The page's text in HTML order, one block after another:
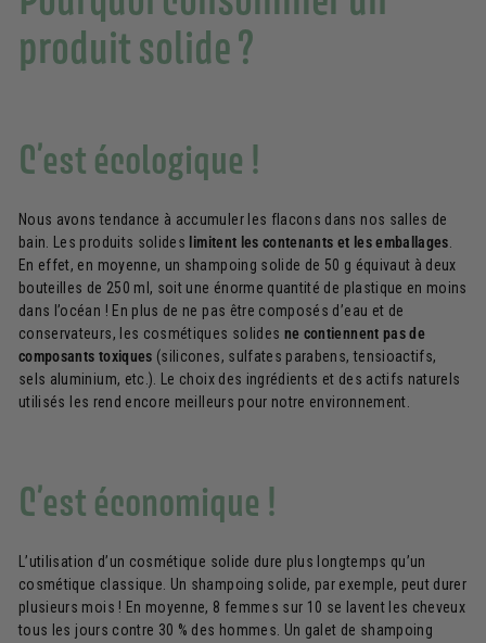
produit solide ?
C’est écologique !
Nous avons tendance à accumuler les flacons dans nos salles de
bain. Les produits solides limitent les contenants et les emballages.
En effet, en moyenne, un shampoing solide de 50 g équivaut à deux
bouteilles de 250 ml, soit une énorme quantité de plastique en moins
dans l’océan ! En plus de ne pas être composés d’eau et de
conservateurs, les cosmétiques solides ne contiennent pas de
composants toxiques (silicones, sulfates parabens, tensioactifs,
sels aluminium, etc.). Le choix des ingrédients et des actifs naturels
utilisés les rend encore meilleurs pour notre environnement.
C’est économique !
L’utilisation d’un cosmétique solide dure plus longtemps qu’un
cosmétique classique. Un shampoing solide, par exemple, peut durer
plusieurs mois ! En moyenne, 8 femmes sur 10 se lavent les cheveux
tous les jours contre 30 % des hommes. Un galet de shampoing